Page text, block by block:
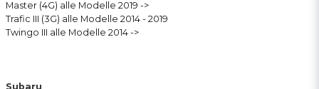
Master (4G) alle Modelle 2019 ->
Trafic III (3G) alle Modelle 2014 - 2019
Twingo III alle Modelle 2014 ->
Subaru